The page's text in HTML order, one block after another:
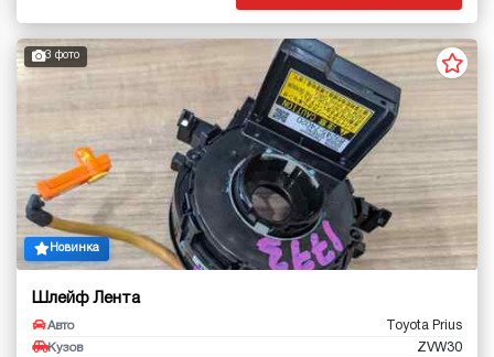
3 фото
Новинка
Шлейф Лента
Авто Toyota Prius
Кузов ZVW30